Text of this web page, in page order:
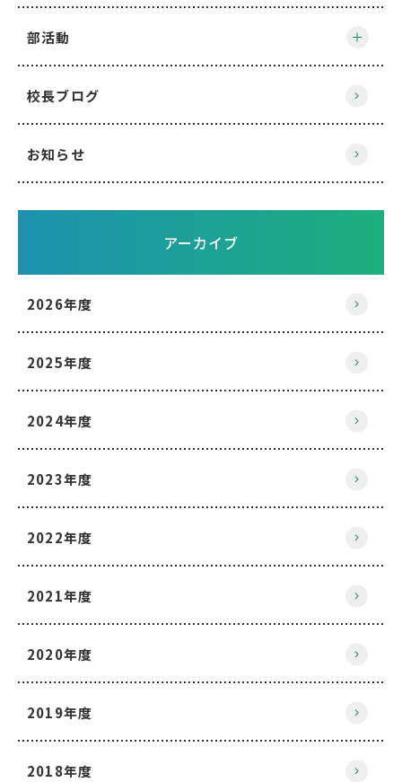
部活動
校長ブログ
お知らせ
アーカイブ
2026年度
2025年度
2024年度
2023年度
2022年度
2021年度
2020年度
2019年度
2018年度